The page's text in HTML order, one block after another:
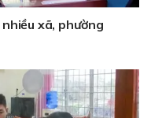
xã, phường